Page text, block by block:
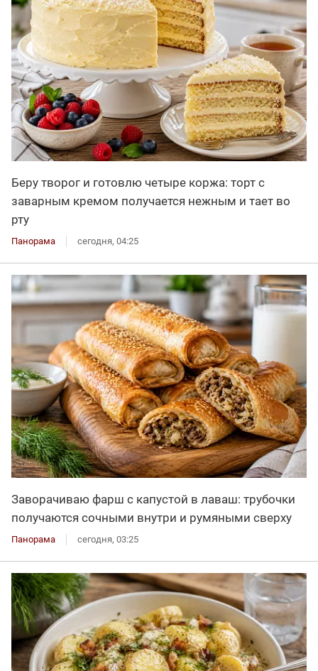
Беру творог и готовлю четыре коржа: торт с
заварным кремом получается нежным и тает во
рту
Панорама сегодня, 04:25
Заворачиваю фарш с капустой в лаваш: трубочки
получаются сочными внутри и румяными сверху
Панорама сегодня, 03:25